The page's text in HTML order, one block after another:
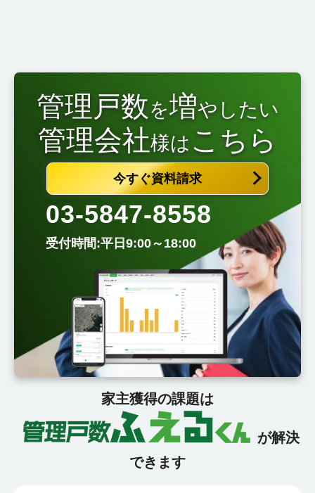
管理戸数を増やしたい
管理会社様は こちら
今すぐ資料請求
03-5847-8558
受付時間:平日9:00～18:00
家主獲得の課題は
が解決
できます